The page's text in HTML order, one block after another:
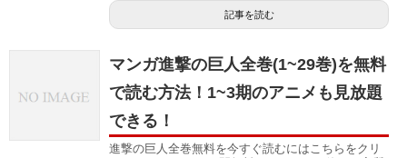
記事を読む
マンガ進撃の巨人全巻(1~29巻)を無料
で読む方法！1~3期のアニメも見放題
できる！
進撃の巨人全巻無料を今すぐ読むにはこちらをクリ